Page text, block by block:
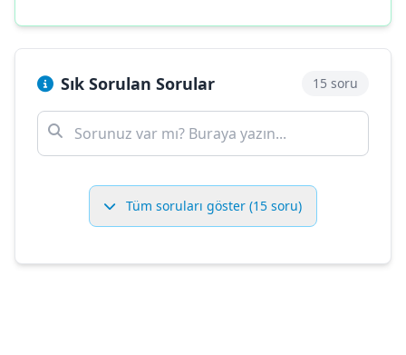
Sık Sorulan Sorular 15 soru
Tüm soruları göster (15 soru)